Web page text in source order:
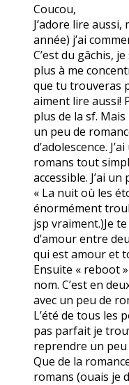
Coucou,
J’adore lire
année) j’ai
C’est du gâchis,
plus à me
que tu trouveras
aiment lire aussi!
plus de la sf. Mais
un peu de
d’adolescence.
romans tout
accessible. J’ai
« La nuit où les
énormément
jsp vraiment.)Je
d’amour entre
qui est amour et
Ensuite « reboot
nom. C’est en
avec un peu de
L’été de tous les
pas parfait je
reprendre un peu
Que de la
romans (ouais je